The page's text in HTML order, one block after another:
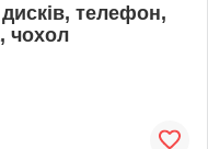
телефон,
чохол